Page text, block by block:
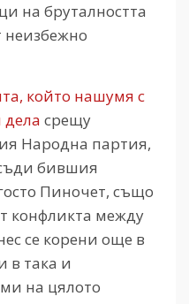
на бруталността
който нашумя с
срещу
Народна партия,
бившия
Пиночет, също
конфликта между
се корени още в
в така и
на цялото